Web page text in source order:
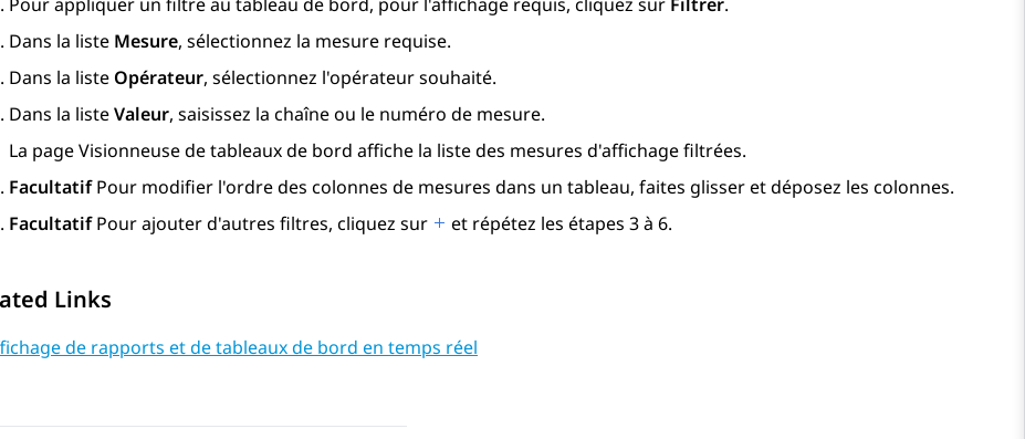
Dans la liste Mesure, sélectionnez la mesure requise.
Dans la liste Opérateur, sélectionnez l'opérateur souhaité.
Dans la listeValeur, saisissez la chaîne ou le numéro de mesure.
La pageVisionneuse de tableaux de bord affiche la liste des mesures d'affichage filtrées.
FacultatifPour modifier l'ordre des colonnes de mesures dans un tableau, faites glisser et déposez les colonnes.
FacultatifPour ajouter d'autres filtres, cliquez sur et répétez les étapes 3 à 6.
Links
de rapports et de tableaux de bord en temps réel